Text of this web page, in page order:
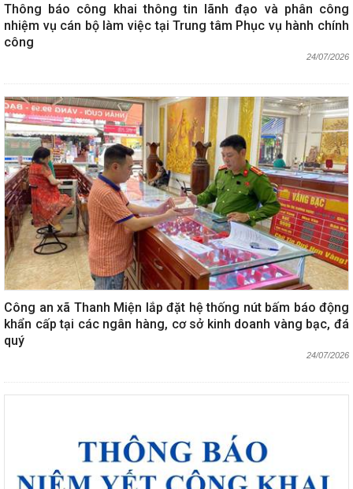
Thông báo công khai thông tin lãnh đạo và phân công
nhiệm vụ cán bộ làm việc tại Trung tâm Phục vụ hành chính
công
24/07/2026
Công an xã Thanh Miện lắp đặt hệ thống nút bấm báo động
khẩn cấp tại các ngân hàng, cơ sở kinh doanh vàng bạc, đá
quý
24/07/2026